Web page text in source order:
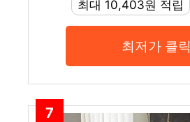
최대 10,403원 적립
최저가 클릭
7